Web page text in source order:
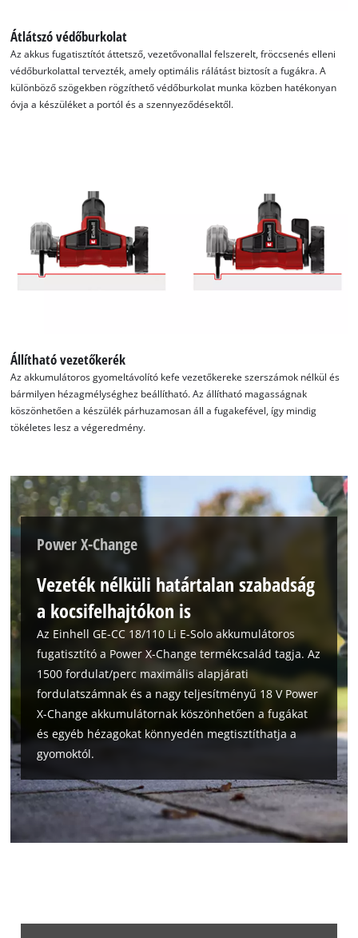
A Google Maps szolgáltatás betöltéséhez
szükségünk van az Ön jóváhagyására!
This content is not permitted to load due
Powered by
Usercentrics Consent
Management Platform
Átlátszó védőburkolat
Az akkus fugatisztítót áttetsző, vezetővonallal felszerelt, fröccsenés elleni
védőburkolattal tervezték, amely optimális rálátást biztosít a fugákra. A
különböző szögekben rögzíthető védőburkolat munka közben hatékonyan
óvja a készüléket a portól és a szennyeződésektől.
Állítható vezetőkerék
Az akkumulátoros gyomeltávolító kefe vezetőkereke szerszámok nélkül és
bármilyen hézagmélységhez beállítható. Az állítható magasságnak
köszönhetően a készülék párhuzamosan áll a fugakefével, így mindig
tökéletes lesz a végeredmény.
Power X-Change
Vezeték nélküli határtalan szabadság
a kocsifelhajtókon is
Az Einhell GE-CC 18/110 Li E-Solo akkumulátoros
fugatisztító a Power X-Change termékcsalád tagja. Az
1500 fordulat/perc maximális alapjárati
fordulatszámnak és a nagy teljesítményű 18 V Power
X-Change akkumulátornak köszönhetően a fugákat
és egyéb hézagokat könnyedén megtisztíthatja a
gyomoktól.